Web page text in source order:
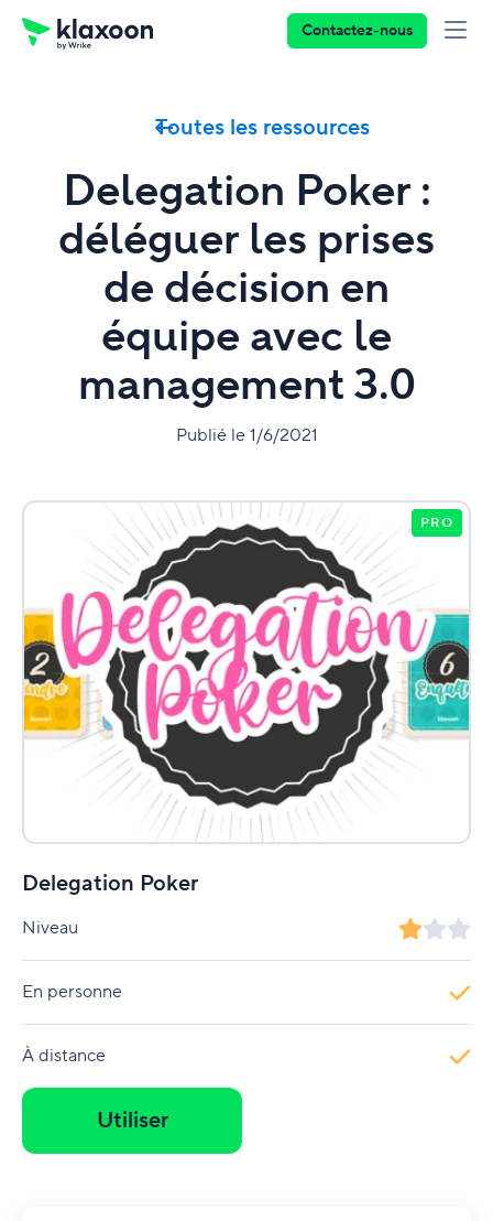
Contactez-nous
Toutes les ressources
Delegation Poker :
déléguer les prises
de décision en
équipe avec le
management 3.0
Publié le 1/6/2021
PRO
Delegation Poker
Niveau
En personne
À distance
Utiliser